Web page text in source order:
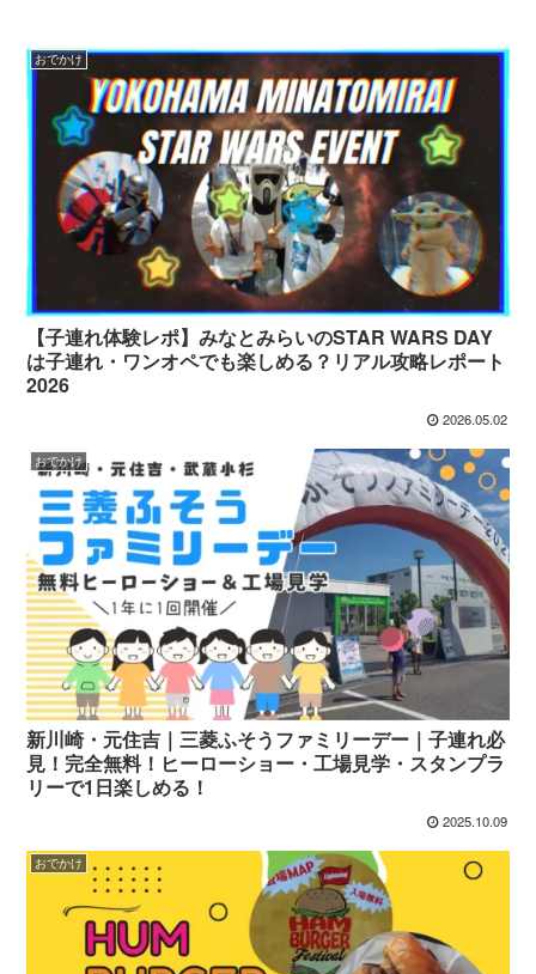
おでかけ
【子連れ体験レポ】みなとみらいのSTAR WARS DAY
は子連れ・ワンオペでも楽しめる？リアル攻略レポート
2026
2026.05.02
おでかけ
新川崎・元住吉｜三菱ふそうファミリーデー｜子連れ必
見！完全無料！ヒーローショー・工場見学・スタンプラ
リーで1日楽しめる！
2025.10.09
おでかけ